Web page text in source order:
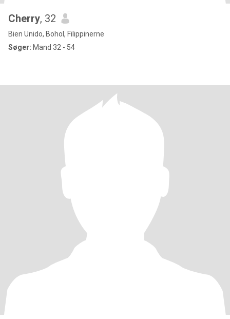
Cherry, 32
Bien Unido, Bohol, Filippinerne
Søger: Mand 32 - 54